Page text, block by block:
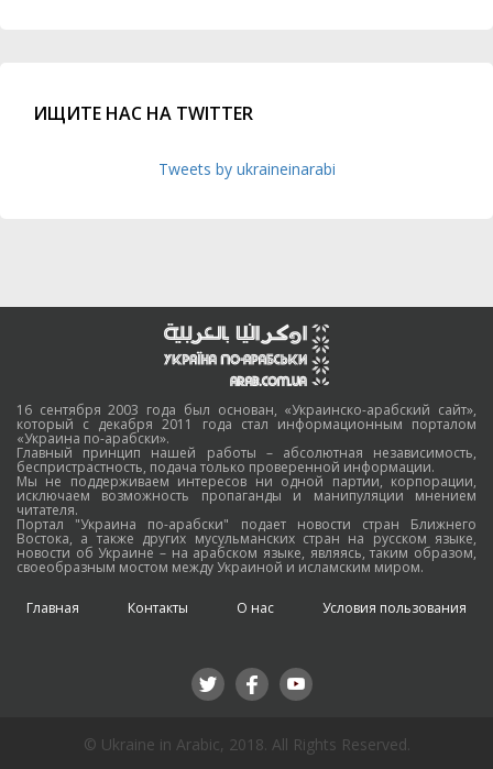
ИЩИТЕ НАС НА TWITTER
Tweets by ukraineinarabi
16 сентября 2003 года был основан, «Украинско-арабский сайт»,
который с декабря 2011 года стал информационным порталом
«Украина по-арабски».
Главный принцип нашей работы – абсолютная независимость,
беспристрастность, подача только проверенной информации.
Мы не поддерживаем интересов ни одной партии, корпорации,
исключаем возможность пропаганды и манипуляции мнением
читателя.
Портал "Украина по-арабски" подает новости стран Ближнего
Востока, а также других мусульманских стран на русском языке,
новости об Украине – на арабском языке, являясь, таким образом,
своеобразным мостом между Украиной и исламским миром.
Главная Контакты О нас Условия пользования
© Ukraine in Arabic, 2018. All Rights Reserved.